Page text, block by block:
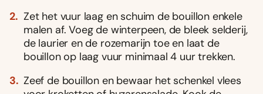
Zet het vuur laag en schuim de bouillon enkele
malen af. Voeg de winterpeen, de bleek selderij,
de laurier en de rozemarijn toe en laat de
bouillon op laag vuur minimaal 4 uur trekken.
Zeef de bouillon en bewaar het schenkel vlees